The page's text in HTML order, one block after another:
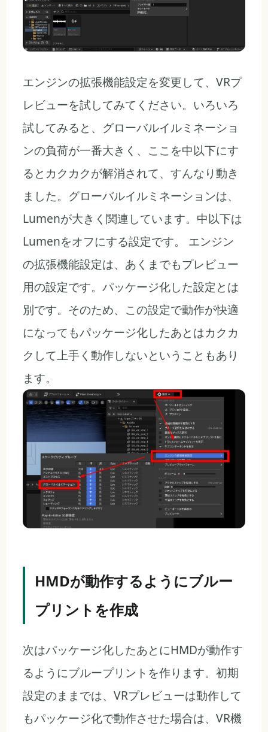
エンジンの拡張機能設定を変更して、VRプ
レビューを試してみてください。いろいろ
試してみると、グローバルイルミネーショ
ンの負荷が一番大きく、ここを中以下にす
るとカクカクが解消されて、すんなり動き
ました。グローバルイルミネーションは、
Lumenが大きく関連しています。中以下は
Lumenをオフにする設定です。 エンジン
の拡張機能設定は、あくまでもプレビュー
用の設定です。パッケージ化した設定とは
別です。そのため、この設定で動作が快適
になってもパッケージ化したあとはカクカ
クして上手く動作しないということもあり
ます。
HMDが動作するようにブルー
プリントを作成
次はパッケージ化したあとにHMDが動作す
るようにブループリントを作ります。初期
設定のままでは、VRプレビューは動作して
もパッケージ化で動作させた場合は、VR機